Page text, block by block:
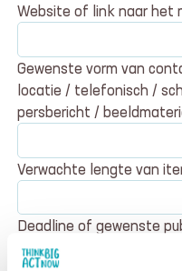
Website of link naar het
Gewenste vorm van
locatie / telefonisch /
persbericht /
Verwachte lengte van
Deadline of gewenste